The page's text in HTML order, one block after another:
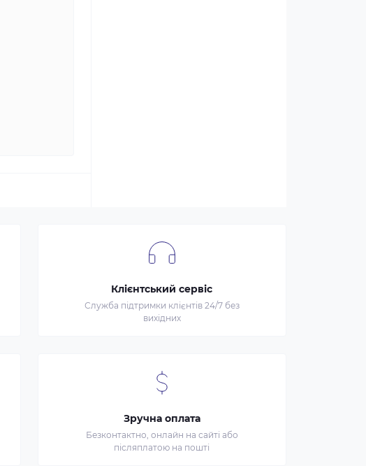
Клієнтський сервіс
Служба підтримки клієнтів 24/7 без
вихідних
Зручна оплата
Безконтактно, онлайн на сайті або
післяплатою на пошті